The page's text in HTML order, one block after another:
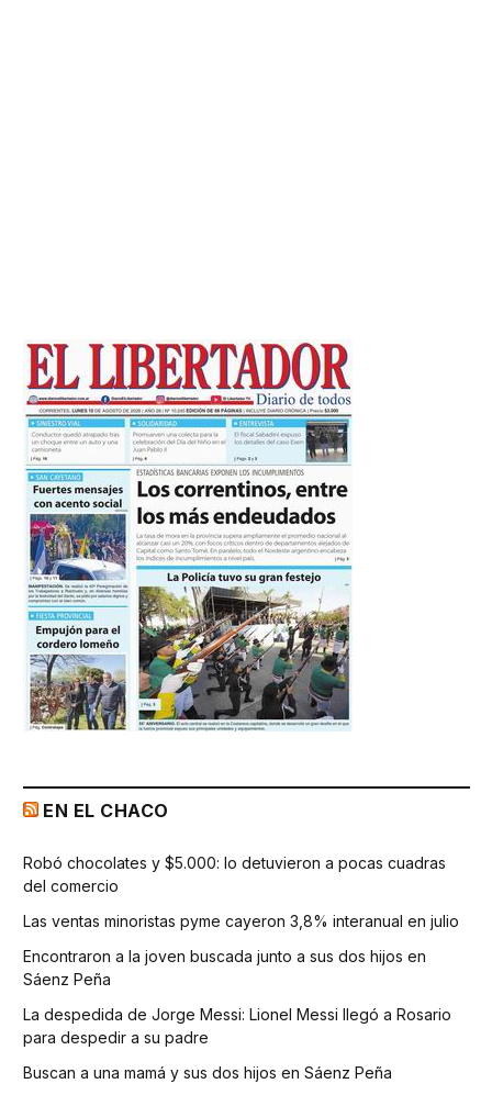
EN EL CHACO
Robó chocolates y $5.000: lo detuvieron a pocas cuadras
del comercio
Las ventas minoristas pyme cayeron 3,8% interanual en julio
Encontraron a la joven buscada junto a sus dos hijos en
Sáenz Peña
La despedida de Jorge Messi: Lionel Messi llegó a Rosario
para despedir a su padre
Buscan a una mamá y sus dos hijos en Sáenz Peña